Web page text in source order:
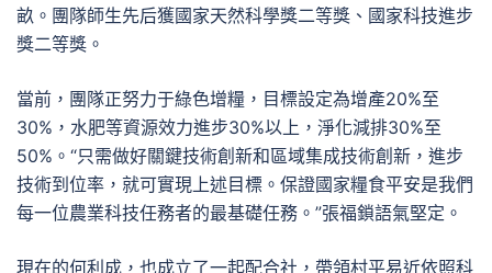
畝。團隊師生先后獲國家天然科學獎二等獎、國家科技進步
獎二等獎。
當前，團隊正努力于綠色增糧，目標設定為增產20%至
30%，水肥等資源效力進步30%以上，淨化減排30%至
50%。“只需做好關鍵技術創新和區域集成技術創新，進步
技術到位率，就可實現上述目標。保證國家糧食平安是我們
每一位農業科技任務者的最基礎任務。”張福鎖語氣堅定。
現在的何利成，也成立了一起配合社，帶領村平易近依照科